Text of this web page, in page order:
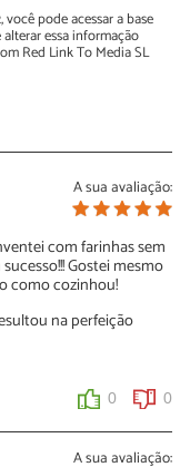
pode acessar a base
essa informação
Red Link To Media SL
A sua avaliação:
com farinhas sem
Gostei mesmo
como cozinhou!
na perfeição
0 0
A sua avaliação: